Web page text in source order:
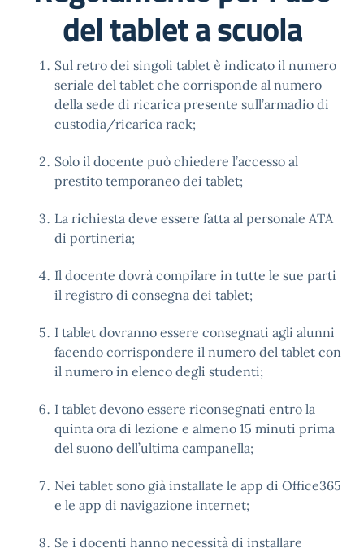
del tablet a scuola
Sul retro dei singoli tablet è indicato il numero
seriale del tablet che corrisponde al numero
della sede di ricarica presente sull’armadio di
custodia/ricarica rack;
Solo il docente può chiedere l’accesso al
prestito temporaneo dei tablet;
La richiesta deve essere fatta al personale ATA
di portineria;
Il docente dovrà compilare in tutte le sue parti
il registro di consegna dei tablet;
I tablet dovranno essere consegnati agli alunni
facendo corrispondere il numero del tablet con
il numero in elenco degli studenti;
I tablet devono essere riconsegnati entro la
quinta ora di lezione e almeno 15 minuti prima
del suono dell’ultima campanella;
Nei tablet sono già installate le app di Office365
e le app di navigazione internet;
Se i docenti hanno necessità di installare